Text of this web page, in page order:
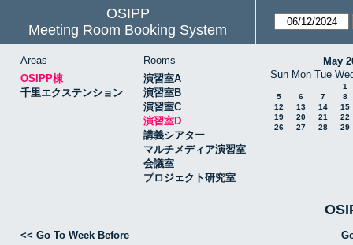
OSIPP
Meeting Room Booking System
Areas
OSIPP棟
千里エクステンション
Rooms
演習室A
演習室B
演習室C
演習室D
講義シアター
マルチメディア演習室
会議室
プロジェクト研究室
May
Sun Mon Tue
1
5
6 7
8
12
13 14
15
19
20 21
22
26
27 28 29
<< Go To Week Before